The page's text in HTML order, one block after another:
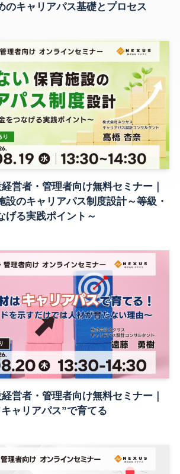
のキャリアパス基礎とプロセス
営者・管理者向け無料セミナー｜
設のキャリアパス制度設計～等級・
げる実践ポイント～
営者・管理者向け無料セミナー｜
ャリアパス”で育てる